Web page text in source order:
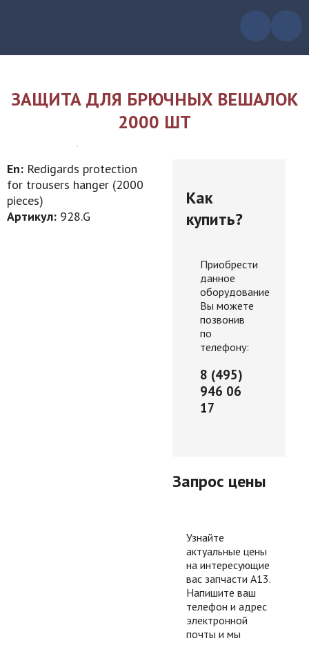
ЗАЩИТА ДЛЯ БРЮЧНЫХ ВЕШАЛОК
2000 ШТ
En: Redigards protection
for trousers hanger (2000
pieces)
Артикул: 928.G
Как
купить?
Приобрести
данное
оборудование
Вы можете
позвонив
по
телефону:
8 (495)
946 06
17
Запрос цены
Узнайте
актуальные цены
на интересующие
вас запчасти А13.
Напишите ваш
телефон и адрес
электронной
почты и мы